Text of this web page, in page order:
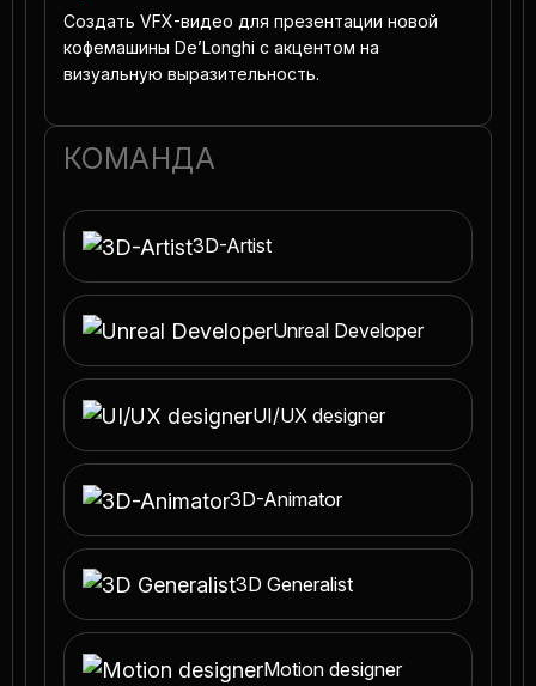
Создать VFX-видео для презентации новой
кофемашины De’Longhi с акцентом на
визуальную выразительность.
КОМАНДА
3D-Artist
Unreal Developer
UI/UX designer
3D-Animator
3D Generalist
Motion designer